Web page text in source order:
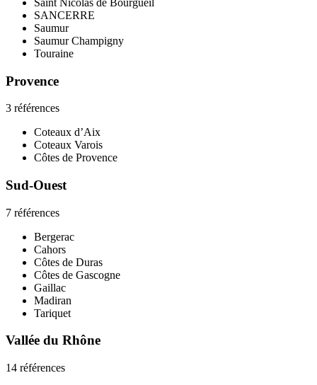
SANCERRE
Saumur
Saumur Champigny
Touraine
Provence
3 références
Coteaux d’Aix
Coteaux Varois
Côtes de Provence
Sud-Ouest
7 références
Bergerac
Cahors
Côtes de Duras
Côtes de Gascogne
Gaillac
Madiran
Tariquet
Vallée du Rhône
14 références